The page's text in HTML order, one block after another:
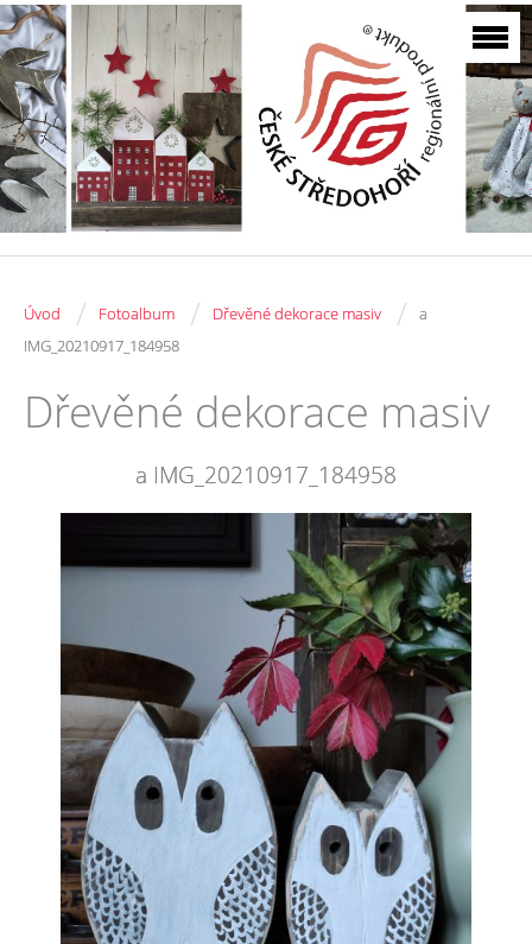
Úvod / Fotoalbum / Dřevěné dekorace masiv /
a
IMG_20210917_184958
Dřevěné dekorace masiv
a IMG_20210917_184958